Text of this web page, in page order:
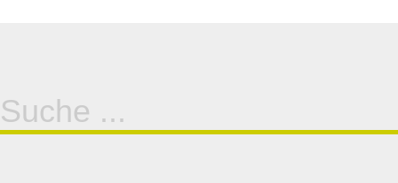
Suche
für: